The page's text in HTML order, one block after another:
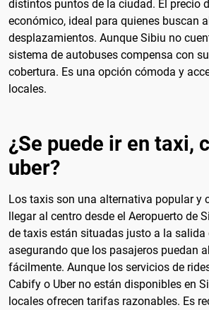
distintos puntos de la ciudad. El precio
económico, ideal para quienes buscan
desplazamientos. Aunque Sibiu no
sistema de autobuses compensa con
cobertura. Es una opción cómoda y
locales.
¿Se puede ir en taxi,
uber?
Los taxis son una alternativa popular y
llegar al centro desde el Aeropuerto de
de taxis están situadas justo a la salida
asegurando que los pasajeros puedan
fácilmente. Aunque los servicios de
Cabify o Uber no están disponibles en
locales ofrecen tarifas razonables. Es